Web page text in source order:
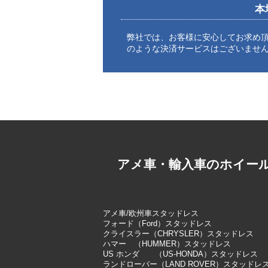
本
弊社では、お客様に安心してお求め
のような決済サービスはございませ
アメ車・輸入車のホイー
アメ車/欧州車スタッドレス
フォード（Ford）スタッドレス
クライスラー（CHRYSLER）スタッドレス
ハマー （HUMMER）スタッドレス
US ホンダ （US-HONDA）スタッドレス
ランドローバー（LAND ROVER）スタッドレ